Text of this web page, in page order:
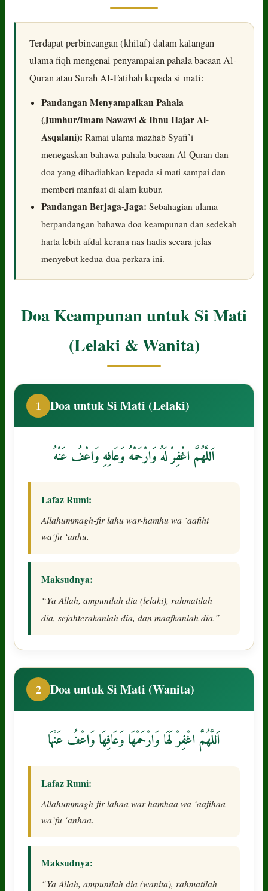
Terdapat perbincangan (khilaf) dalam kalangan
ulama fiqh mengenai penyampaian pahala bacaan Al-
Quran atau Surah Al-Fatihah kepada si mati:
Pandangan Menyampaikan Pahala
(Jumhur/Imam Nawawi & Ibnu Hajar Al-
Asqalani): Ramai ulama mazhab Syafi’i
menegaskan bahawa pahala bacaan Al-Quran dan
doa yang dihadiahkan kepada si mati sampai dan
memberi manfaat di alam kubur.
Pandangan Berjaga-Jaga: Sebahagian ulama
berpandangan bahawa doa keampunan dan sedekah
harta lebih afdal kerana nas hadis secara jelas
menyebut kedua-dua perkara ini.
Doa Keampunan untuk Si Mati
(Lelaki & Wanita)
1 Doa untuk Si Mati (Lelaki)
اَللَّهُمَّ اغْفِرْ لَهُ وَارْحَمْهُ وَعَافِهِ وَاعْفُ عَنْهُ
Lafaz Rumi:
Allahummagh-fir lahu war-hamhu wa ‘aafihi
wa’fu ‘anhu.
Maksudnya:
“Ya Allah, ampunilah dia (lelaki), rahmatilah
dia, sejahterakanlah dia, dan maafkanlah dia.”
2 Doa untuk Si Mati (Wanita)
اَللَّهُمَّ اغْفِرْ لَهَا وَارْحَمْهَا وَعَافِهَا وَاعْفُ عَنْهَا
Lafaz Rumi:
Allahummagh-fir lahaa war-hamhaa wa ‘aafihaa
wa’fu ‘anhaa.
Maksudnya:
“Ya Allah, ampunilah dia (wanita), rahmatilah